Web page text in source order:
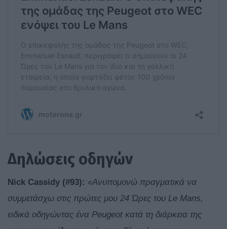
Δηλώσεις οδηγών
Nick Cassidy (#93): «Ανυπομονώ πραγματικά να
συμμετάσχω στις πρώτες μου 24 Ώρες του Le Mans,
ειδικά οδηγώντας ένα Peugeot κατά τη διάρκεια της